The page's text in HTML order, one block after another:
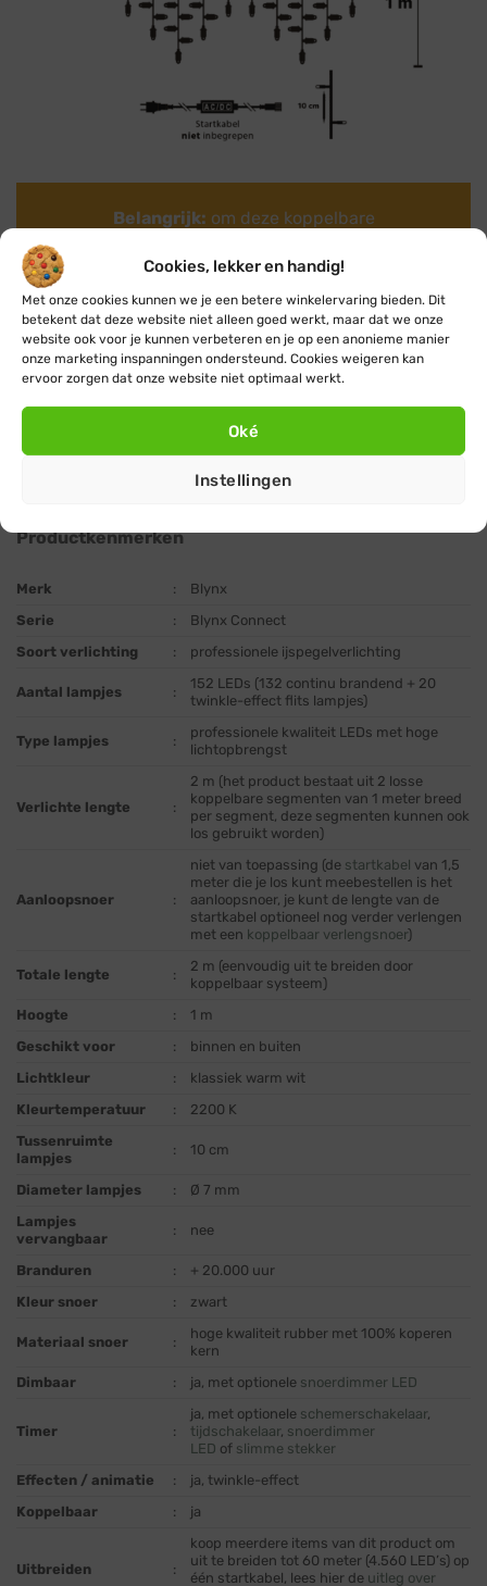
Cookies, lekker en handig!
Met onze cookies kunnen we je een betere winkelervaring bieden. Dit
betekent dat deze website niet alleen goed werkt, maar dat we onze
website ook voor je kunnen verbeteren en je op een anonieme manier
onze marketing inspanningen ondersteund. Cookies weigeren kan
ervoor zorgen dat onze website niet optimaal werkt.
Oké
Instellingen
Belangrijk: om deze koppelbare
normale stopcontact heb je eenstartkabel
(aansluitsnoer)nodig.
Bestel dus ook dit aansluitsnoer mee, zodat
je meteen kunt genieten van je nieuwe
koppelbare kerstverlichting.
Meer informatie
Productkenmerken
Merk :
Blynx
Serie
:
Blynx Connect
Soort verlichting
: professionele ijspegelverlichting
Aantal lampjes :
152 LEDs (132 continu brandend + 20
twinkle-effect flits lampjes)
Type lampjes :
professionele kwaliteit LEDs met hoge
lichtopbrengst
Verlichte lengte :
2 m (het product bestaat uit 2 losse
koppelbare segmenten van 1 meter breed
per segment, deze segmenten kunnen ook
los gebruikt worden)
Aanloopsnoer :
niet van toepassing (de startkabel van 1,5
meter die je los kunt meebestellen is het
aanloopsnoer, je kunt de lengte van de
startkabel optioneel nog verder verlengen
met een koppelbaar verlengsnoer)
Totale lengte :
2 m (eenvoudig uit te breiden door
koppelbaar systeem)
Hoogte
:
1 m
Geschikt voor
:
binnen en buiten
Lichtkleur
:
klassiek warm wit
Kleurtemperatuur
:
2200 K
Tussenruimte
lampjes
: 10 cm
Diameter lampjes :
Ø 7 mm
Lampjes
vervangbaar
: nee
Branduren :
+ 20.000 uur
Kleur snoer
: zwart
Materiaal snoer :
hoge kwaliteit rubber met 100% koperen
kern
Dimbaar
: ja, met optionele snoerdimmer LED
Timer :
ja, met optionele schemerschakelaar,
tijdschakelaar, snoerdimmer
LED of slimme stekker
Effecten / animatie
:
ja, twinkle-effect
Koppelbaar
: ja
Uitbreiden :
koop meerdere items van dit product om
uit te breiden tot 60 meter (4.560 LED’s) op
één startkabel, lees hier de uitleg over